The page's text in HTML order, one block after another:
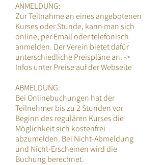
ANMELDUNG:
Zur Teilnahme an eines angebotenen
Kurses oder Stunde, kann man sich
online, per Email oder telefonisch
anmelden. Der Verein bietet dafür
unterschiedliche Preispläne an. ->
Infos unter Preise auf der Webseite
ABMELDUNG:
Bei Onlinebuchungen hat der
Teilnehmer bis zu 2 Stunden vor
Beginn des regulären Kurses die
Möglichkeit sich kostenfrei
abzumelden. Bei Nicht-Abmeldung
und Nicht-Erscheinen wird die
Buchung berechnet.